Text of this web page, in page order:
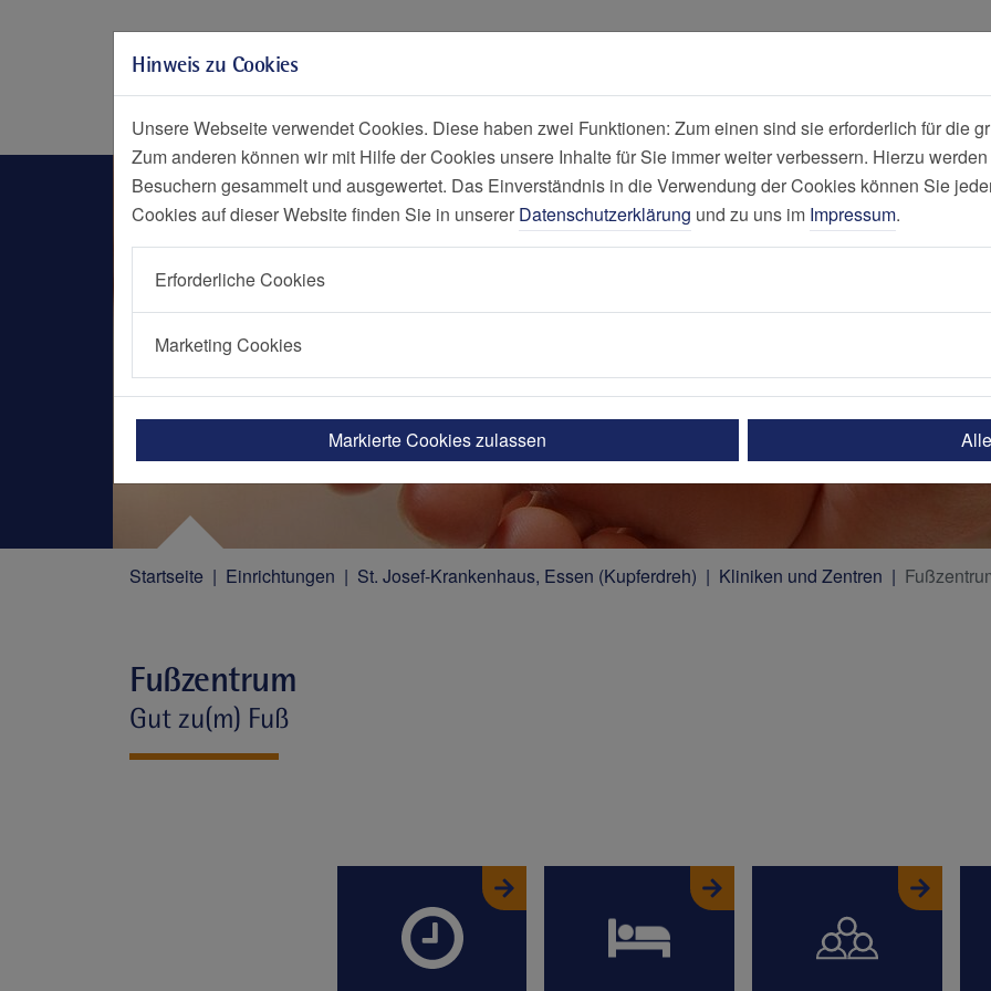
Zum Seitenende springen
Menü Social Media
Fußzentrum St. Josef-
Startseite Einrichtungen St. Josef-Krankenhaus, Essen (Kupferdreh) Kliniken und Zentren
Fußzentrum
Gut zu(m) Fuß
Hinweis zu Cookies
Unsere Webseite verwendet Cookies. Diese haben zwei Funktionen: Zum einen sind sie erforderlich für die
Zum anderen können wir mit Hilfe der Cookies unsere Inhalte für Sie immer weiter verbessern. Hierzu
Besuchern gesammelt und ausgewertet. Das Einverständnis in die Verwendung der Cookies können Sie
Cookies auf dieser Website finden Sie in unserer Datenschutzerklärung und zu uns im Impressum.
Erforderliche Cookies
Marketing Cookies
Markierte Cookies zulassen